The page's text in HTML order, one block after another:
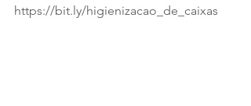
https://bit.ly/higienizacao_de_caixas